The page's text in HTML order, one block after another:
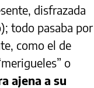
disfrazada
todo pasaba por
como el de
o
ajena a su